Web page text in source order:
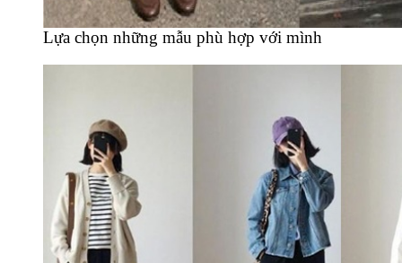
Lựa chọn những mẫu phù hợp với mình